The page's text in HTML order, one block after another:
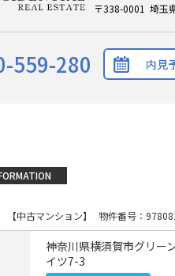
〒338-0001 埼玉
559-280 内見
【中古マンション】 物件番号：
神奈川県横須賀市グリー
イツ7-3